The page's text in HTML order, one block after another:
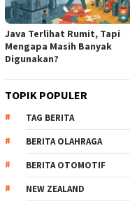
Java Terlihat Rumit, Tapi
Mengapa Masih Banyak
Digunakan?
TOPIK POPULER
TAG BERITA
BERITA OLAHRAGA
BERITA OTOMOTIF
NEW ZEALAND